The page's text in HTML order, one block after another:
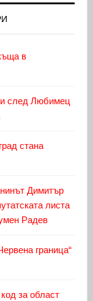
в
след Любимец
стана
Димитър
листа
Радев
граница“
за област